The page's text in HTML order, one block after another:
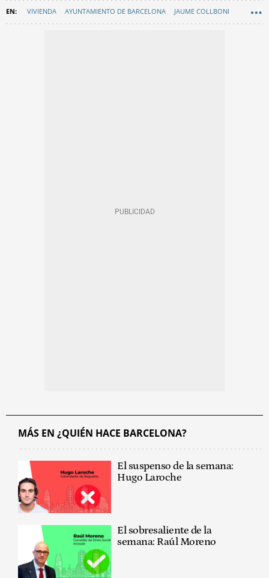
VIVIENDA AYUNTAMIENTO DE BARCELONA JAUME COLLBONI
MÁS EN ¿QUIÉN HACE BARCELONA?
El suspenso de la semana:
Hugo Laroche
El sobresaliente de la
semana: Raúl Moreno